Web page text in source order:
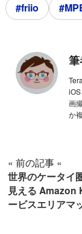
#friio
筆
画
か
« 前の記事 «
世界のケータイ
見える Amazon
ービスエリアマ